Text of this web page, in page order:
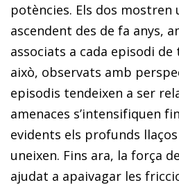
potències. Els dos mostren
ascendent des de fa anys,
associats a cada episodi
això, observats amb
episodis tendeixen a ser
amenaces s’intensifiquen
evidents els profunds
uneixen. Fins ara, la força
ajudat a apaivagar les